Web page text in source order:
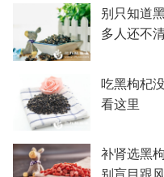
别只知道
多人还不
吃黑枸杞
看这里
补肾选黑